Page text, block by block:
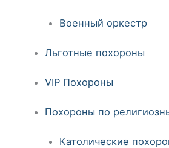
Военный оркестр
Льготные похороны
VIP Похороны
Похороны по
Католические